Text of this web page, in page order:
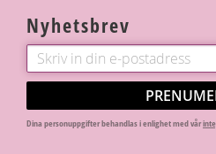
Nyhetsbrev
Dina personuppgifter behandlas i enlighet med vår